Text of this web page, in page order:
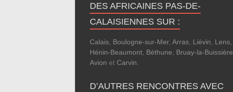
DES AFRICAINES PAS-DE-
CALAISIENNES SUR :
Calais Boulogne-sur-Mer, Arras Liévin Lens
Hénin-Beaumont Béthune Bruay-la-Buissière
Avion et Carvin
D’AUTRES RENCONTRES AVEC